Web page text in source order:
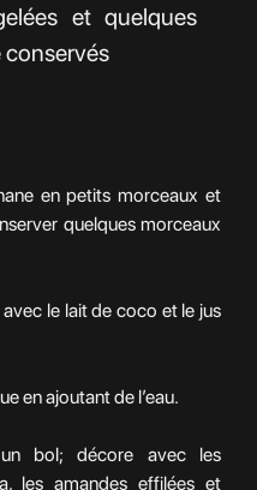
et quelques
conservés
en petits morceaux et
quelques morceaux
le lait de coco et le jus
en ajoutant de l’eau.
bol; décore avec les
les amandes effilées et